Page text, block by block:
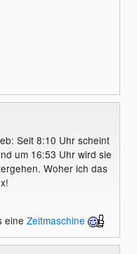
Seit 8:10 Uhr scheint
um 16:53 Uhr wird sie
Woher ich das
eine Zeitmaschine